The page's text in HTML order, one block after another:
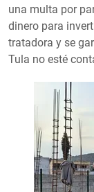
una multa por
dinero para
tratadora y se
Tula no esté